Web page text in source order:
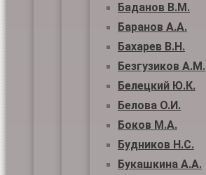
Баданов В.М.
Баранов А.А.
Бахарев В.Н.
Безгузиков А.М.
Белецкий Ю.К.
Белова О.И.
Боков М.А.
Будников Н.С.
Букашкина А.А.